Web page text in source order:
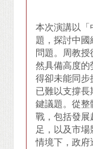
本次演講以「
題，探討中
問題。周教
然具備高度的
得卻未能同步
已難以支撐
鍵議題。從整
戰，包括發展
足，以及市
情境下，政府